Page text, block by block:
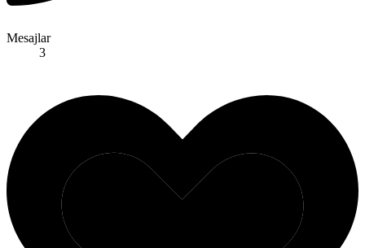
Mesajlar
3